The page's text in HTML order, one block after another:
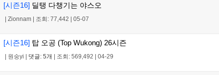
[시즌16] 딜탱 다챙기는 야스오
| Zionnam | 조회: 77,442 | 05-07
[시즌16] 탑 오공 (Top Wukong) 26시즌
| 원숭yi | 댓글: 5개 | 조회: 569,492 | 04-29